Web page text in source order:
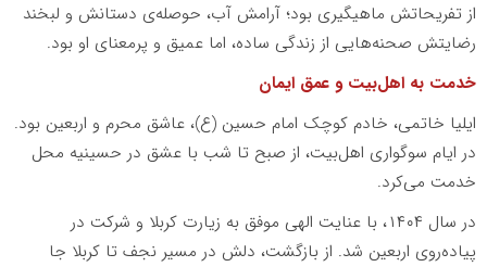
از تفریحاتش ماهیگیری بود؛ آرامش آب، حوصله‌ی دستانش و لبخند
رضایتش صحنه‌هایی از زندگی ساده، اما عمیق و پرمعنای او بود.
خدمت به اهل‌بیت و عمق ایمان
ایلیا خاتمی، خادم کوچک امام حسین (ع)، عاشق محرم و اربعین بود.
در ایام سوگواری اهل‌بیت، از صبح تا شب با عشق در حسینیه‌ محل
خدمت می‌کرد.
در سال ۱۴۰۴، با عنایت الهی موفق به زیارت کربلا و شرکت در
پیاده‌روی اربعین شد. از بازگشت، دلش در مسیر نجف تا کربلا جا